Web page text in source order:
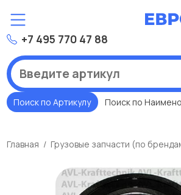
+7 495 770 47 88
Поиск по Артикулу Поиск по
Главная Грузовые запчасти (по